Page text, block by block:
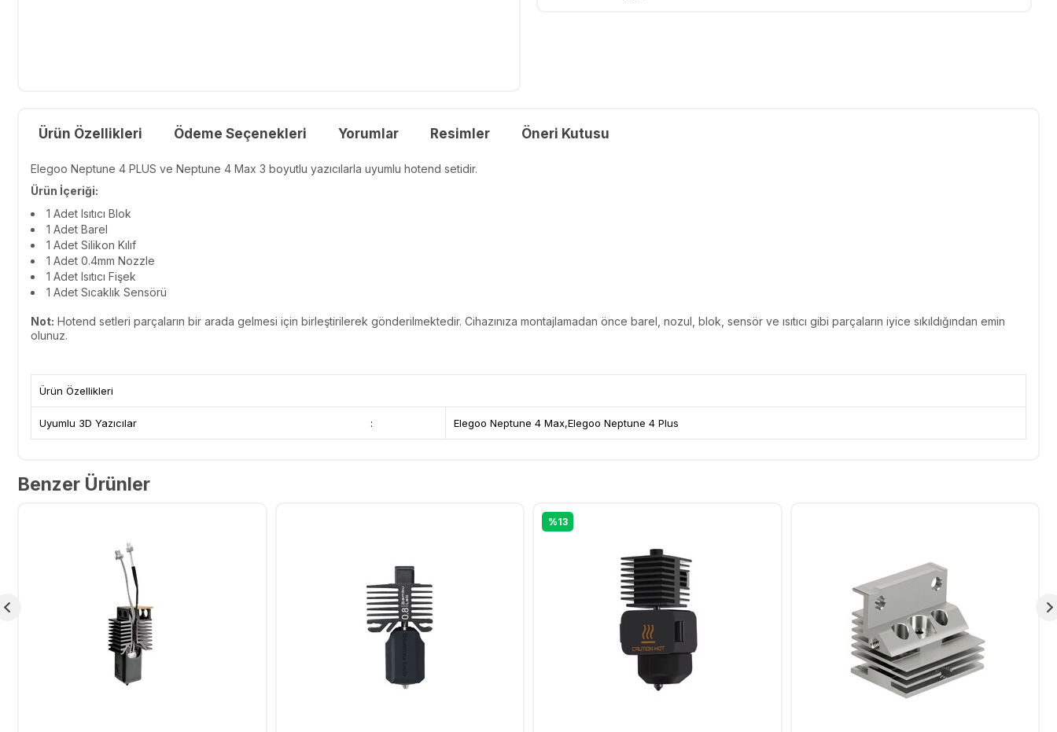
Ürün Özellikleri Ödeme Seçenekleri Yorumlar Resimler Öneri Kutusu
Elegoo Neptune 4 PLUS ve Neptune 4 Max 3 boyutlu yazıcılarla uyumlu hotend setidir.
Ürün İçeriği:
1 Adet Isıtıcı Blok
1 Adet Barel
1 Adet Silikon Kılıf
1 Adet 0.4mm Nozzle
1 Adet Isıtıcı Fişek
1 Adet Sıcaklık Sensörü
Not: Hotend setleri parçaların bir arada gelmesi için birleştirilerek gönderilmektedir. Cihazınıza montajlamadan önce barel, nozul, blok, sensör ve ısıtıcı gibi parçaların iyice sıkıldığından emin
olunuz.
Ürün Özellikleri
Uyumlu 3D Yazıcılar : Elegoo Neptune 4 Max,Elegoo Neptune 4 Plus
Benzer Ürünler
%13